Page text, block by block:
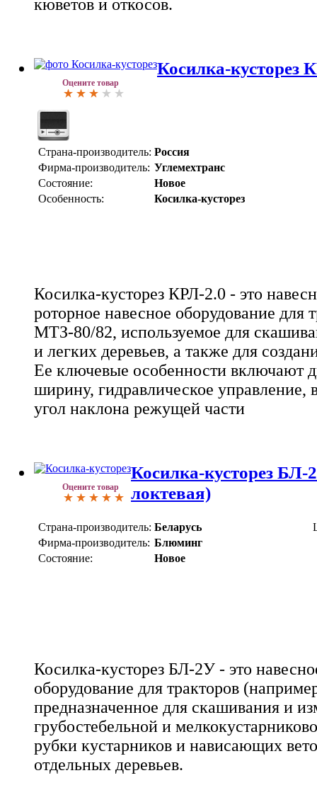
кюветов и откосов.
Оцените товар
Косилка-кусторез
Страна-производитель: Россия
Фирма-производитель: Углемехтранс
Состояние:
Новое
Особенность:
Косилка-кусторез
Косилка-кусторез КРЛ-2.0 - это
роторное навесное оборудование для
МТЗ-80/82, используемое для
и легких деревьев, а также для
Ее ключевые особенности включают
ширину, гидравлическое управление,
угол наклона режущей части
Оцените товар
Косилка-кусторез БЛ-
локтевая)
Страна-производитель: Беларусь
Фирма-производитель: Блюминг
Состояние:
Новое
Косилка-кусторез БЛ-2У - это
оборудование для тракторов
предназначенное для скашивания и
грубостебельной и
рубки кустарников и нависающих
отдельных деревьев.